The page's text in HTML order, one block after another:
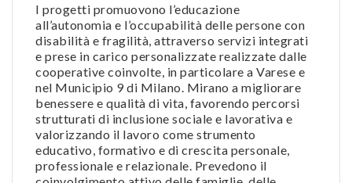
I progetti promuovono l’educazione
all’autonomia e l’occupabilità delle persone con
disabilità e fragilità, attraverso servizi integrati
e prese in carico personalizzate realizzate dalle
cooperative coinvolte, in particolare a Varese e
nel Municipio 9 di Milano. Mirano a migliorare
benessere e qualità di vita, favorendo percorsi
strutturati di inclusione sociale e lavorativa e
valorizzando il lavoro come strumento
educativo, formativo e di crescita personale,
professionale e relazionale. Prevedono il